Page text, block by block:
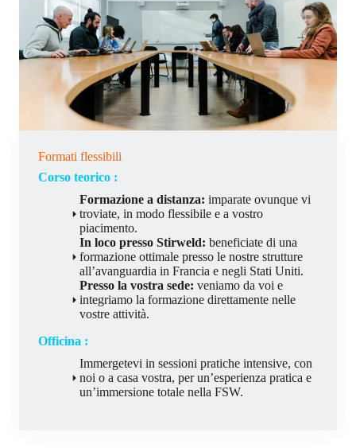
Formati flessibili
Corso teorico :
Formazione a distanza: imparate ovunque vi
troviate, in modo flessibile e a vostro
piacimento.
In loco presso Stirweld: beneficiate di una
formazione ottimale presso le nostre strutture
all’avanguardia in Francia e negli Stati Uniti.
Presso la vostra sede: veniamo da voi e
integriamo la formazione direttamente nelle
vostre attività.
Officina :
Immergetevi in sessioni pratiche intensive, con
noi o a casa vostra, per un’esperienza pratica e
un’immersione totale nella FSW.